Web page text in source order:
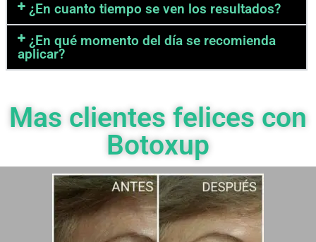
¿En cuanto tiempo se ven los resultados?
¿En qué momento del día se recomienda
aplicar?
Mas clientes felices con
Botoxup